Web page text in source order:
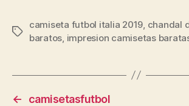
Etiquetas
camiseta futbol italia 2019 chandal
baratos impresion camisetas
←
camisetasfutbol